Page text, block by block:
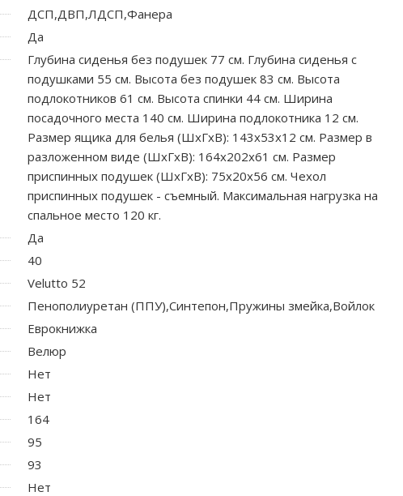
ДСП,ДВП,ЛДСП,Фанера
Да
Глубина сиденья без подушек 77 см. Глубина сиденья с
подушками 55 см. Высота без подушек 83 см. Высота
подлокотников 61 см. Высота спинки 44 см. Ширина
посадочного места 140 см. Ширина подлокотника 12 см.
Размер ящика для белья (ШхГхВ): 143х53х12 см. Размер в
разложенном виде (ШхГхВ): 164х202х61 см. Размер
приспинных подушек (ШхГхВ): 75х20х56 см. Чехол
приспинных подушек - съемный. Максимальная нагрузка на
спальное место 120 кг.
Да
40
Velutto 52
Пенополиуретан (ППУ),Синтепон,Пружины змейка,Войлок
Еврокнижка
Велюр
Нет
Нет
164
95
93
Нет